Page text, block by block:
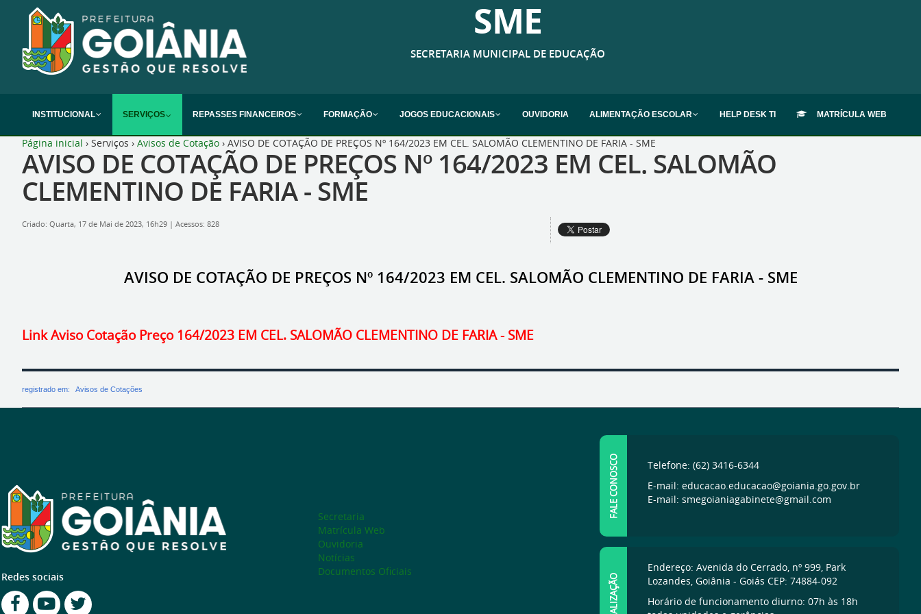
SME
SECRETARIA MUNICIPAL DE EDUCAÇÃO
INSTITUCIONAL SERVIÇOS REPASSES FINANCEIROS FORMAÇÃO JOGOS EDUCACIONAIS OUVIDORIA ALIMENTAÇÃO ESCOLAR HELP DESK TI MATRÍCULA WEB
Página inicial › Serviços › Avisos de Cotação › AVISO DE COTAÇÃO DE PREÇOS Nº 164/2023 EM CEL. SALOMÃO CLEMENTINO DE FARIA - SME
AVISO DE COTAÇÃO DE PREÇOS Nº 164/2023 EM CEL. SALOMÃO
CLEMENTINO DE FARIA - SME
Criado: Quarta, 17 de Mai de 2023, 16h29 | Acessos: 828
AVISO DE COTAÇÃO DE PREÇOS Nº 164/2023 EM CEL. SALOMÃO CLEMENTINO DE FARIA - SME
Link Aviso Cotação Preço 164/2023 EM CEL. SALOMÃO CLEMENTINO DE FARIA - SME
registrado em: Avisos de Cotações
Redes sociais
Secretaria
Matrícula Web
Ouvidoria
Notícias
Documentos Oficiais
FALE CONOSCO
Telefone: (62) 3416-6344
E-mail: educacao.educacao@goiania.go.gov.br
E-mail: smegoianiagabinete@gmail.com
LOCALIZAÇÃO
Endereço: Avenida do Cerrado, nº 999, Park
Lozandes, Goiânia - Goiás CEP: 74884-092
Horário de funcionamento diurno: 07h às 18h